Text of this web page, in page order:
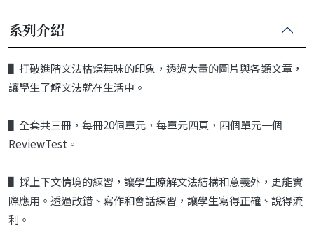
系列介紹
▌ 打破進階文法枯燥無味的印象，透過大量的圖片與各類文章，
讓學生了解文法就在生活中。
▌ 全套共三冊，每冊20個單元，每單元四頁，四個單元一個
ReviewTest 。
▌ 採上下文情境的練習，讓學生瞭解文法結構和意義外，更能實
際應用。 透過改錯、寫作和會話練習，讓學生寫得正確、說得流
利。